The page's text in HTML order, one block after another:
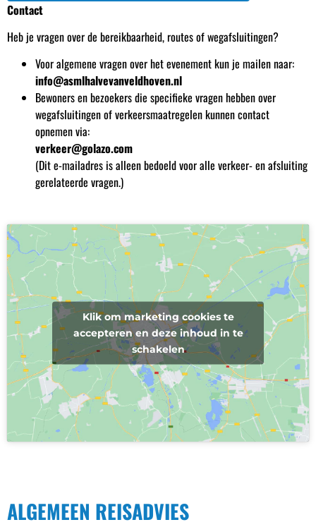
Contact
Heb je vragen over de bereikbaarheid, routes of wegafsluitingen?
Voor algemene vragen over het evenement kun je mailen naar:
info@asmlhalvevanveldhoven.nl
Bewoners en bezoekers die specifieke vragen hebben over
wegafsluitingen of verkeersmaatregelen kunnen contact
opnemen via:
verkeer@golazo.com
(Dit e-mailadres is alleen bedoeld voor alle verkeer- en afsluiting
gerelateerde vragen.)
Klik om marketing cookies te
accepteren en deze inhoud in te
schakelen
ALGEMEEN REISADVIES